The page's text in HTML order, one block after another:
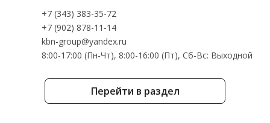
Перейти в раздел
+7 (343) 383-35-72
+7 (902) 878-11-14
kbn-group@yandex.ru
8:00-17:00 (Пн-Чт), 8:00-16:00 (Пт), Cб-Вс: Выходной